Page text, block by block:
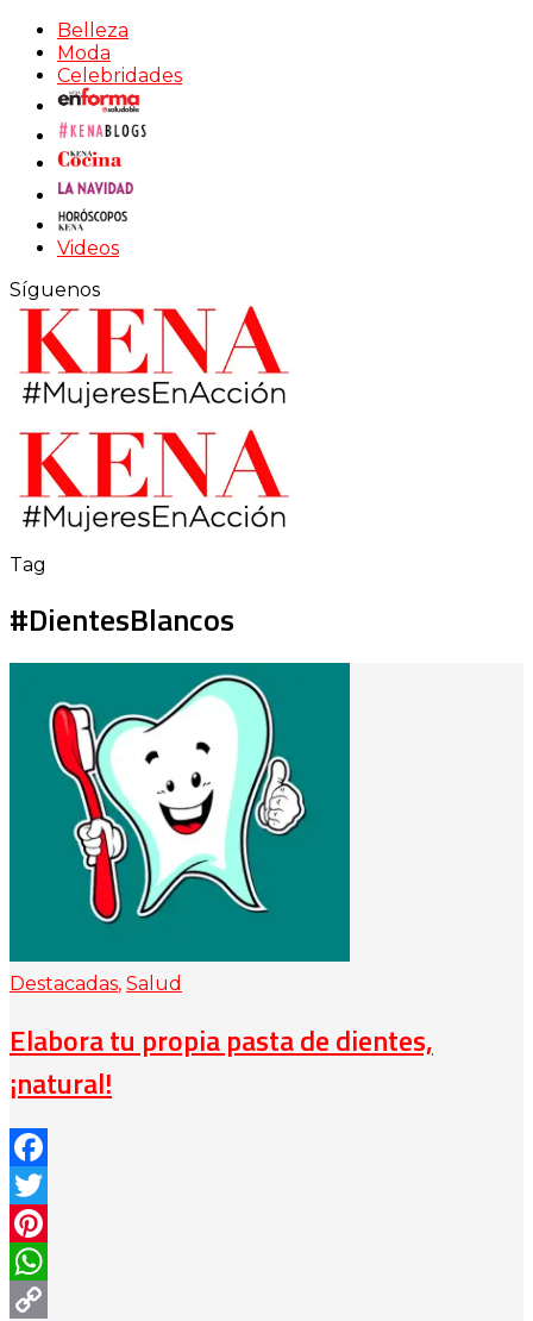
Belleza
Moda
Celebridades
Videos
Síguenos
Tag
#DientesBlancos
Destacadas, Salud
Elabora tu propia pasta de dientes,
¡natural!
Facebook
Twitter
Pinterest
WhatsApp